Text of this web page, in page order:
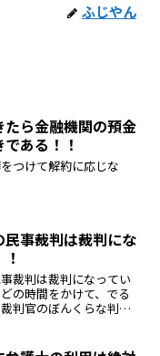
ふじやん
ら金融機関の預金
ある！！
つけて解約に応じな
民事裁判は裁判にな
裁判は裁判になってい
の時間をかけて、でる
判官のぼんくらな判決